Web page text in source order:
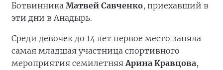
Ботвинника Матвей Савченко, приехавший в
эти дни в Анадырь.
Среди девочек до 14 лет первое место заняла
самая младшая участница спортивного
мероприятия семилетняяАрина Кравцова,